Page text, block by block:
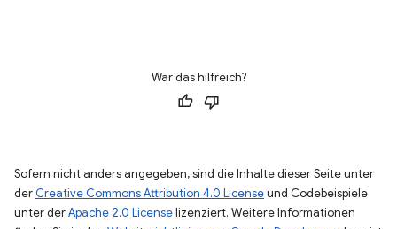
War das hilfreich?
Sofern nicht anders angegeben, sind die Inhalte dieser Seite unter
der Creative Commons Attribution 4.0 Licenseund Codebeispiele
unter derApache 2.0 Licenselizenziert. Weitere Informationen